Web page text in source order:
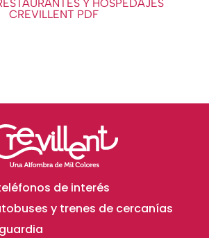
Y HOSPEDAJES
CREVILLENT PDF
de interés
y trenes de cercanías